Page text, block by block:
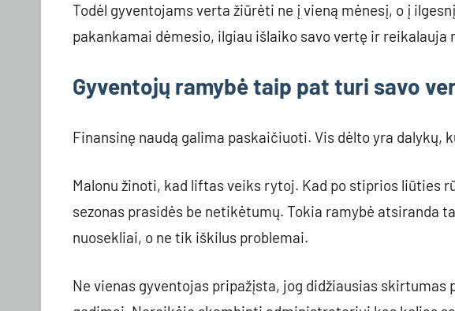
Todėl gyventojams verta žiūrėti ne į vieną mėnesį, o į
pakankamai dėmesio, ilgiau išlaiko savo vertę ir
Gyventojų ramybė taip pat turi savo
Finansinę naudą galima paskaičiuoti. Vis dėlto yra dalykų,
Malonu žinoti, kad liftas veiks rytoj. Kad po stiprios liūties
sezonas prasidės be netikėtumų. Tokia ramybė atsiranda
nuosekliai, o ne tik iškilus problemai.
Ne vienas gyventojas pripažįsta, jog didžiausias